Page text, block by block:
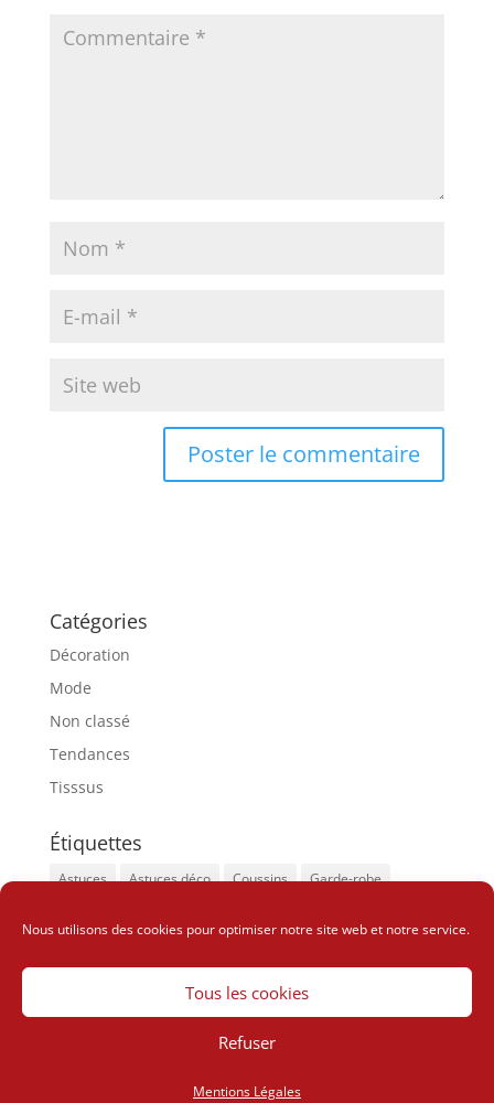
Nous utilisons des cookies pour optimiser notre site web et notre service.
Tous les cookies
Refuser
Mentions Légales
Catégories
Décoration
Mode
Non classé
Tendances
Tisssus
Étiquettes
Astuces Astuces déco Coussins
Garde-robe
WordPress